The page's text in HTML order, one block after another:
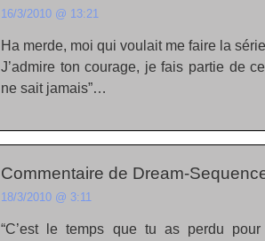
16/3/2010 @ 13:21
Ha merde, moi qui voulait me faire la
J’admire ton courage, je fais partie de
ne sait jamais”…
Commentaire de Dream-
18/3/2010 @ 3:11
“C’est le temps que tu as perdu